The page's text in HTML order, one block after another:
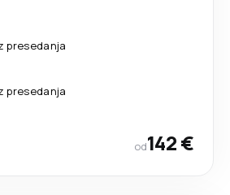
presedanja
presedanja
od142 €